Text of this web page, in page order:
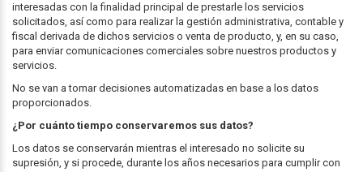
interesadas con la finalidad principal de prestarle los servicios
solicitados, así como para realizar la gestión administrativa, contable y
fiscal derivada de dichos servicios o venta de producto, y, en su caso,
para enviar comunicaciones comerciales sobre nuestros productos y
servicios.
No se van a tomar decisiones automatizadas en base a los datos
proporcionados.
¿Por cuánto tiempo conservaremos sus datos?
Los datos se conservarán mientras el interesado no solicite su
supresión, y si procede, durante los años necesarios para cumplir con